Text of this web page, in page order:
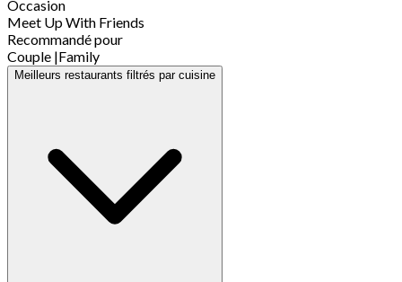
Occasion
Meet Up With Friends
Recommandé pour
Couple |Family
Meilleurs restaurants filtrés par cuisine